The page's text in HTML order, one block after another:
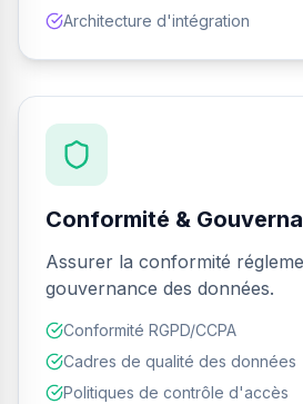
Architecture d'intégration
Conformité &
Assurer la conformité
gouvernance des données.
Conformité RGPD/CCPA
Cadres de qualité des données
Politiques de contrôle d'accès